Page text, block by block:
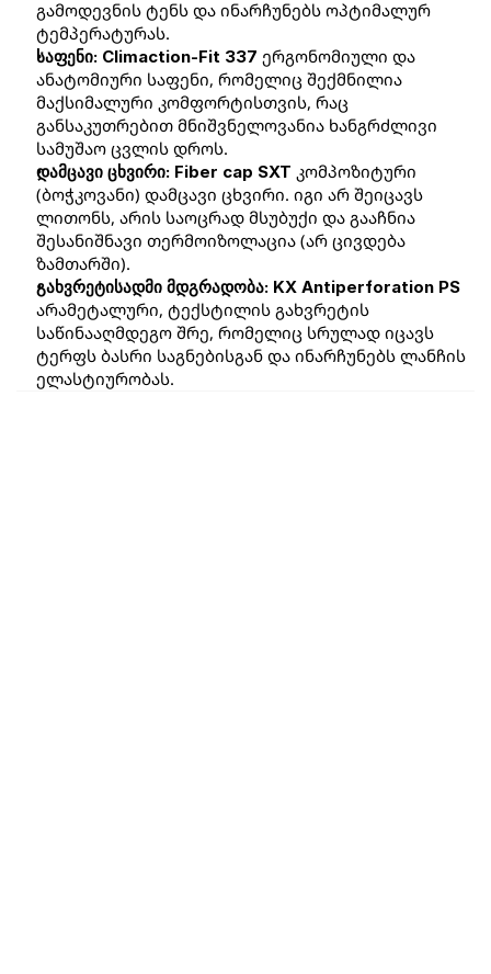
გამოდევნის ტენს და ინარჩუნებს ოპტიმალურ
ტემპერატურას.
საფენი: Climaction-Fit 337 ერგონომიული და
ანატომიური საფენი, რომელიც შექმნილია
მაქსიმალური კომფორტისთვის, რაც
განსაკუთრებით მნიშვნელოვანია ხანგრძლივი
სამუშაო ცვლის დროს.
დამცავი ცხვირი: Fiber cap SXT კომპოზიტური
(ბოჭკოვანი) დამცავი ცხვირი. იგი არ შეიცავს
ლითონს, არის საოცრად მსუბუქი და გააჩნია
შესანიშნავი თერმოიზოლაცია (არ ცივდება
ზამთარში).
გახვრეტისადმი მდგრადობა: KX Antiperforation PS
არამეტალური, ტექსტილის გახვრეტის
საწინააღმდეგო შრე, რომელიც სრულად იცავს
ტერფს ბასრი საგნებისგან და ინარჩუნებს ლანჩის
ელასტიურობას.